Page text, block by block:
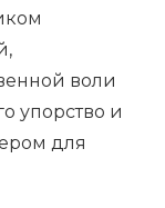
воли
упорство и
для